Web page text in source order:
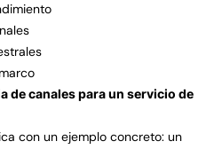
de canales para un servicio de
con un ejemplo concreto: un